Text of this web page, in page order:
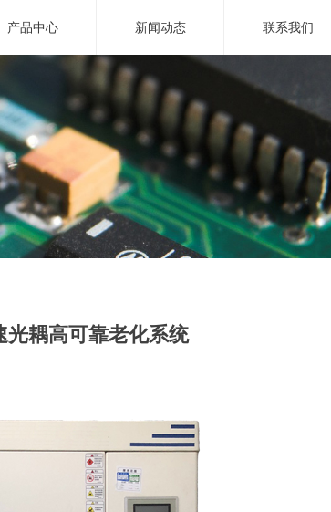
产品中心 新闻动态 联系我们
.
世界！
光耦高可靠老化系统